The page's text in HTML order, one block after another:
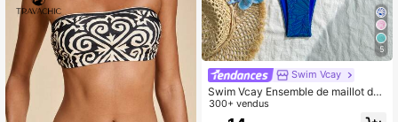
5
Swim Vcay
Swim Vcay Ensemble de maillot de
bain sexy pour femme 2 pièces, top
bandeau à bretelles spaghetti en tis
300+ vendus